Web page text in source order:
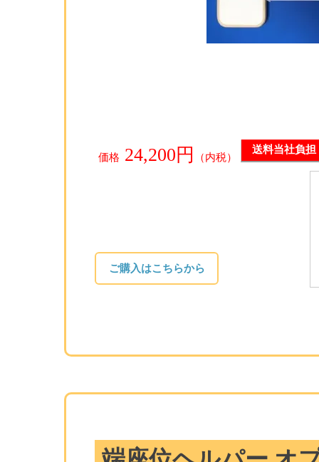
価格 24,200円 （内税）
送料当社負担
ご購入はこちらから